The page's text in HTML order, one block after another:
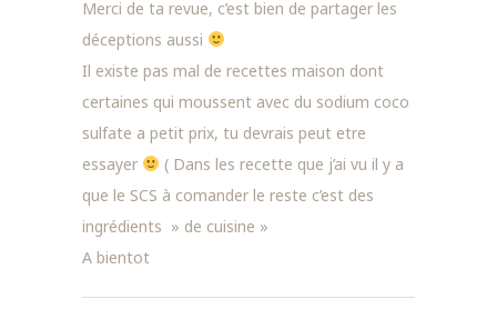
Merci de ta revue, c’est bien de partager les
déceptions aussi
Il existe pas mal de recettes maison dont
certaines qui moussent avec du sodium coco
sulfate a petit prix, tu devrais peut etre
essayer
( Dans les recette que j’ai vu il y a
que le SCS à comander le reste c’est des
ingrédients » de cuisine »
A bientot